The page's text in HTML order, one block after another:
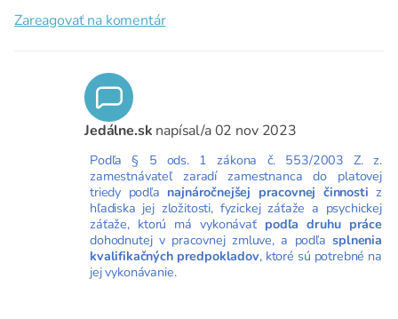
Zareagovať na komentár
Jedálne.sk napísal/a02 nov 2023
Podľa § 5 ods. 1 zákona č. 553/2003 Z. z.
zamestnávateľ zaradí zamestnanca do platovej
triedy podľa najnáročnejšej pracovnej činnosti z
hľadiska jej zložitosti, fyzickej záťaže a psychickej
záťaže, ktorú má vykonávať podľa druhu práce
dohodnutej v pracovnej zmluve, a podľasplnenia
kvalifikačných predpokladov, ktoré sú potrebné na
jej vykonávanie.